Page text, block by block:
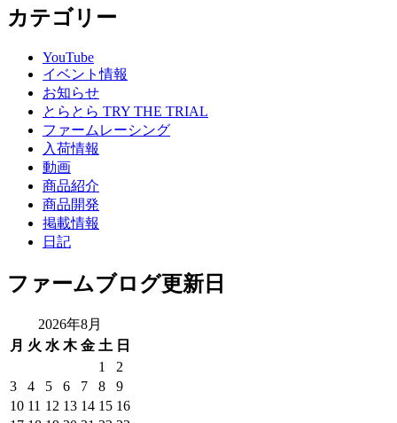
カテゴリー
YouTube
イベント情報
お知らせ
とらとら TRY THE TRIAL
ファームレーシング
入荷情報
動画
商品紹介
商品開発
掲載情報
日記
ファームブログ更新日
2026年8月
月 火 水 木 金 土 日
1
2
3
4 5 6 7 8
9
10 11 12 13 14 15 16